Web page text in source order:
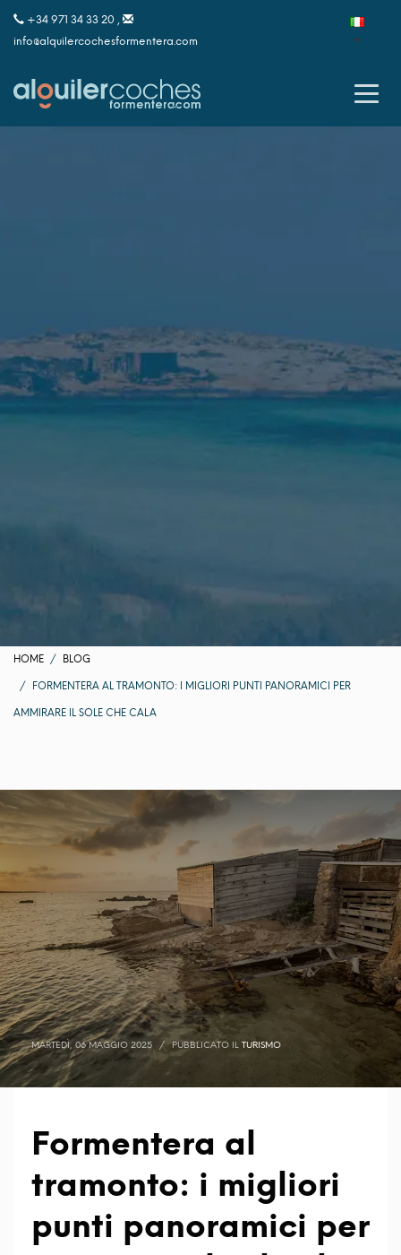
+34 971 34 33 20 ,
info@alquilercochesformentera.com
HOME BLOG
FORMENTERA AL TRAMONTO: I MIGLIORI PUNTI PANORAMICI PER
AMMIRARE IL SOLE CHE CALA
MARTEDÌ, 06 MAGGIO 2025 / PUBBLICATO IL TURISMO
Formentera al
tramonto: i migliori
punti panoramici per